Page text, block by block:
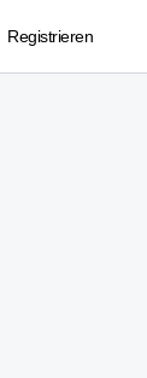
Registrieren